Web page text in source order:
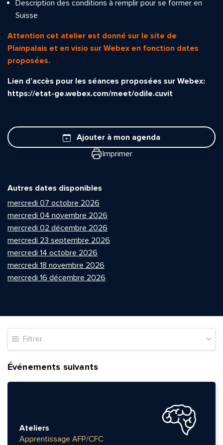
Description des conditions à remplir pour se former en
Suisse
Attention cet atelier est donné sur le site de
Plainpalais et en visio sur Webex en fonction dates
proposées.
Lien d’accès pour les séances proposées sur Webex:
https://etat-ge.webex.com/meet/odile.cuvit
Ajouter à mon agenda
Imprimer
Autres dates disponibles
mercredi 07 octobre 2026
mercredi 04 novembre 2026
mercredi 02 décembre 2026
mercredi 23 septembre 2026
mercredi 14 octobre 2026
mercredi 18 novembre 2026
mercredi 16 décembre 2026
Filtrer
Événements suivants
Ateliers
Apprentissage AFP/CFC